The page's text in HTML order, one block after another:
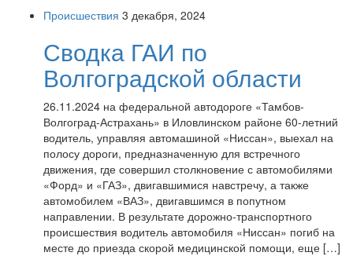
Происшествия 3 декабря, 2024
Сводка ГАИ по
Волгоградской области
26.11.2024 на федеральной автодороге «Тамбов-
Волгоград-Астрахань» в Иловлинском районе 60-летний
водитель, управляя автомашиной «Ниссан», выехал на
полосу дороги, предназначенную для встречного
движения, где совершил столкновение с автомобилями
«Форд» и «ГАЗ», двигавшимися навстречу, а также
автомобилем «ВАЗ», двигавшимся в попутном
направлении. В результате дорожно-транспортного
происшествия водитель автомобиля «Ниссан» погиб на
месте до приезда скорой медицинской помощи, еще […]